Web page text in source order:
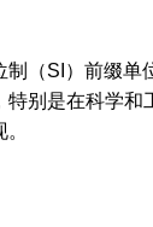
（SI）前缀单
特别是在科学和